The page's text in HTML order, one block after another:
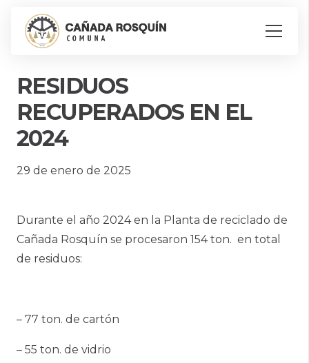
RESIDUOS
RECUPERADOS EN EL
2024
29 de enero de 2025
Durante el año 2024 en la Planta de reciclado de
Cañada Rosquín se procesaron 154 ton. en total
de residuos:
– 77 ton. de cartón
– 55 ton. de vidrio